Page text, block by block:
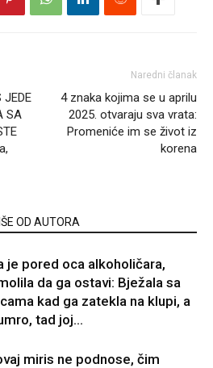
JEDE
SA
Naredni članak
4 znaka kojima se u aprilu
2025. otvaraju sva vrata:
Promeniće im se život iz
korena
OD AUTORA
je pored oca alkoholičara,
da ga ostavi: Bježala sa
kad ga zatekla na klupi, a
tad joj...
miris ne podnose, čim